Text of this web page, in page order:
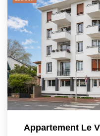
Appartement Le